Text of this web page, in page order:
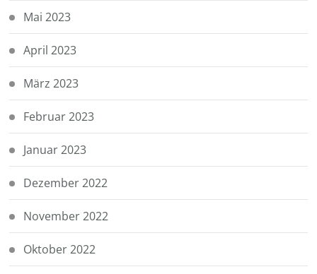
Mai 2023
April 2023
März 2023
Februar 2023
Januar 2023
Dezember 2022
November 2022
Oktober 2022